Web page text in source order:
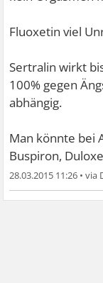
Fluoxetin viel
Sertralin wirkt
100% gegen
abhängig.
Man könnte bei
Buspiron,
28.03.2015 11:26 •